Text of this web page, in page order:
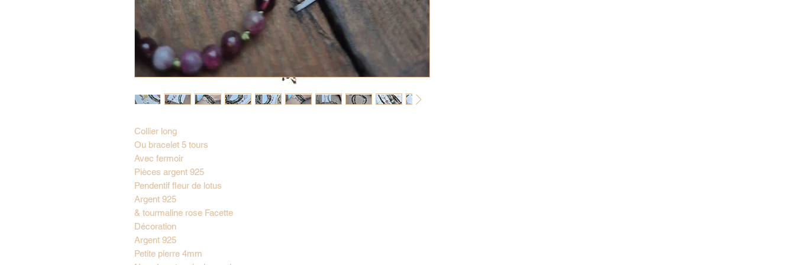
Collier long
Ou bracelet 5 tours
Avec fermoir
Pièces argent 925
Pendentif fleur de lotus
Argent 925
& tourmaline rose Facette
Décoration
Argent 925
Petite pierre 4mm